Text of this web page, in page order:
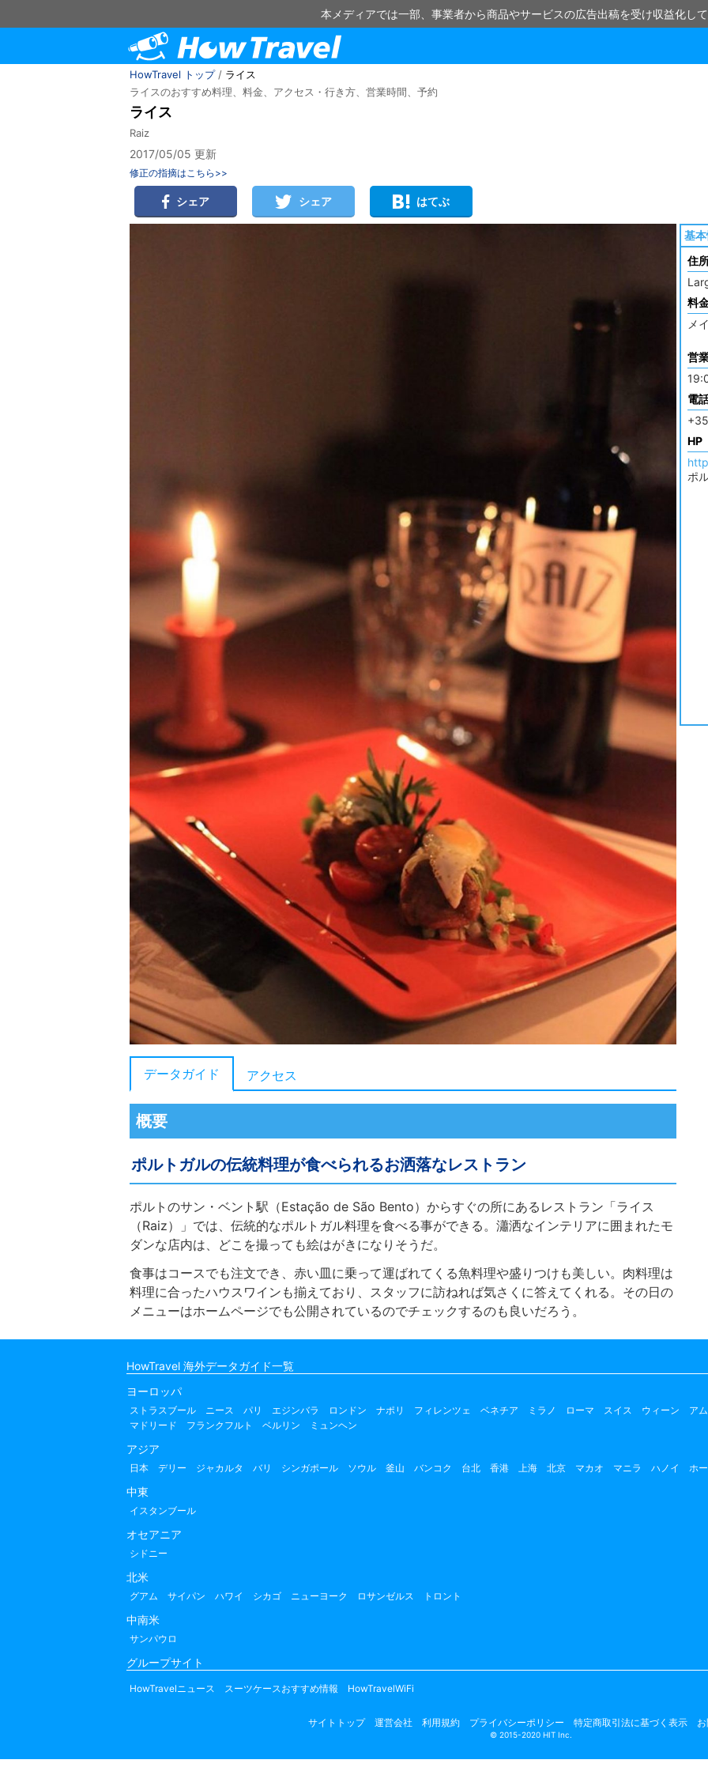
本メディアでは一部、事業者から商品やサービスの広告出稿を受け収益化し
HowTravel トップ/ ライス
ライスのおすすめ料理、料金、アクセス・行き方、営業時間、予約
ライス
Raiz
2017/05/05 更新
修正の指摘はこちら>>
シェア シェア はてぶ
基
住
料
メ
営
電
HP
ポ
データガイド アクセス
概要
ポルトガルの伝統料理が食べられるお洒落なレストラン
ポルトのサン・ベント駅（Estação de São Bento）からすぐの所にあるレストラン「ライス
（Raiz）」では、伝統的なポルトガル料理を食べる事ができる。瀟洒なインテリアに囲まれたモ
ダンな店内は、どこを撮っても絵はがきになりそうだ。
食事はコースでも注文でき、赤い皿に乗って運ばれてくる魚料理や盛りつけも美しい。肉料理は
料理に合ったハウスワインも揃えており、スタッフに訪ねれば気さくに答えてくれる。その日の
メニューはホームページでも公開されているのでチェックするのも良いだろう。
HowTravel 海外データガイド一覧
ヨーロッパ
ストラスブール ニース パリ エジンバラ ロンドン ナポリ フィレンツェ ベネチア ミラノ ローマ スイス ウィーン ア
マドリード
フランクフルト ベルリン ミュンヘン
アジア
日本 デリー ジャカルタ バリ シンガポール ソウル 釜山 バンコク 台北 香港 上海 北京 マカオ マニラ ハノイ ホ
中東
イスタンブール
オセアニア
シドニー
北米
グアム サイパン ハワイ シカゴ ニューヨーク ロサンゼルス トロント
中南米
サンパウロ
グループサイト
HowTravelニュース スーツケースおすすめ情報 HowTravelWiFi
サイトトップ 運営会社 利用規約 プライバシーポリシー 特定商取引法に基づく表示
© 2015-2020 HIT Inc.